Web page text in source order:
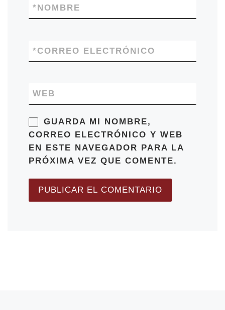
NOMBRE
*
CORREO ELECTRÓNICO
*
WEB
GUARDA MI NOMBRE,
CORREO ELECTRÓNICO Y WEB
EN ESTE NAVEGADOR PARA LA
PRÓXIMA VEZ QUE COMENTE.